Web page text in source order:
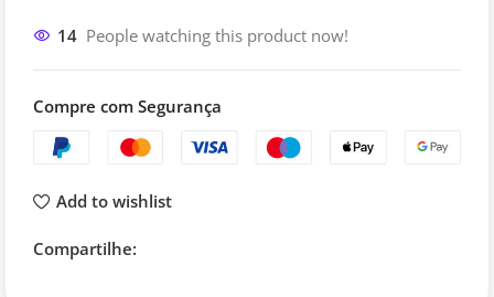
14 People watching this product now!
Compre com Segurança
Add to wishlist
Compartilhe: